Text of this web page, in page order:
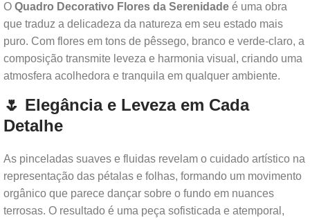
O Quadro Decorativo Flores da Serenidade é uma obra
que traduz a delicadeza da natureza em seu estado mais
puro. Com flores em tons de pêssego, branco e verde-claro, a
composição transmite leveza e harmonia visual, criando uma
atmosfera acolhedora e tranquila em qualquer ambiente.
🌷 Elegância e Leveza em Cada
Detalhe
As pinceladas suaves e fluidas revelam o cuidado artístico na
representação das pétalas e folhas, formando um movimento
orgânico que parece dançar sobre o fundo em nuances
terrosas. O resultado é uma peça sofisticada e atemporal,